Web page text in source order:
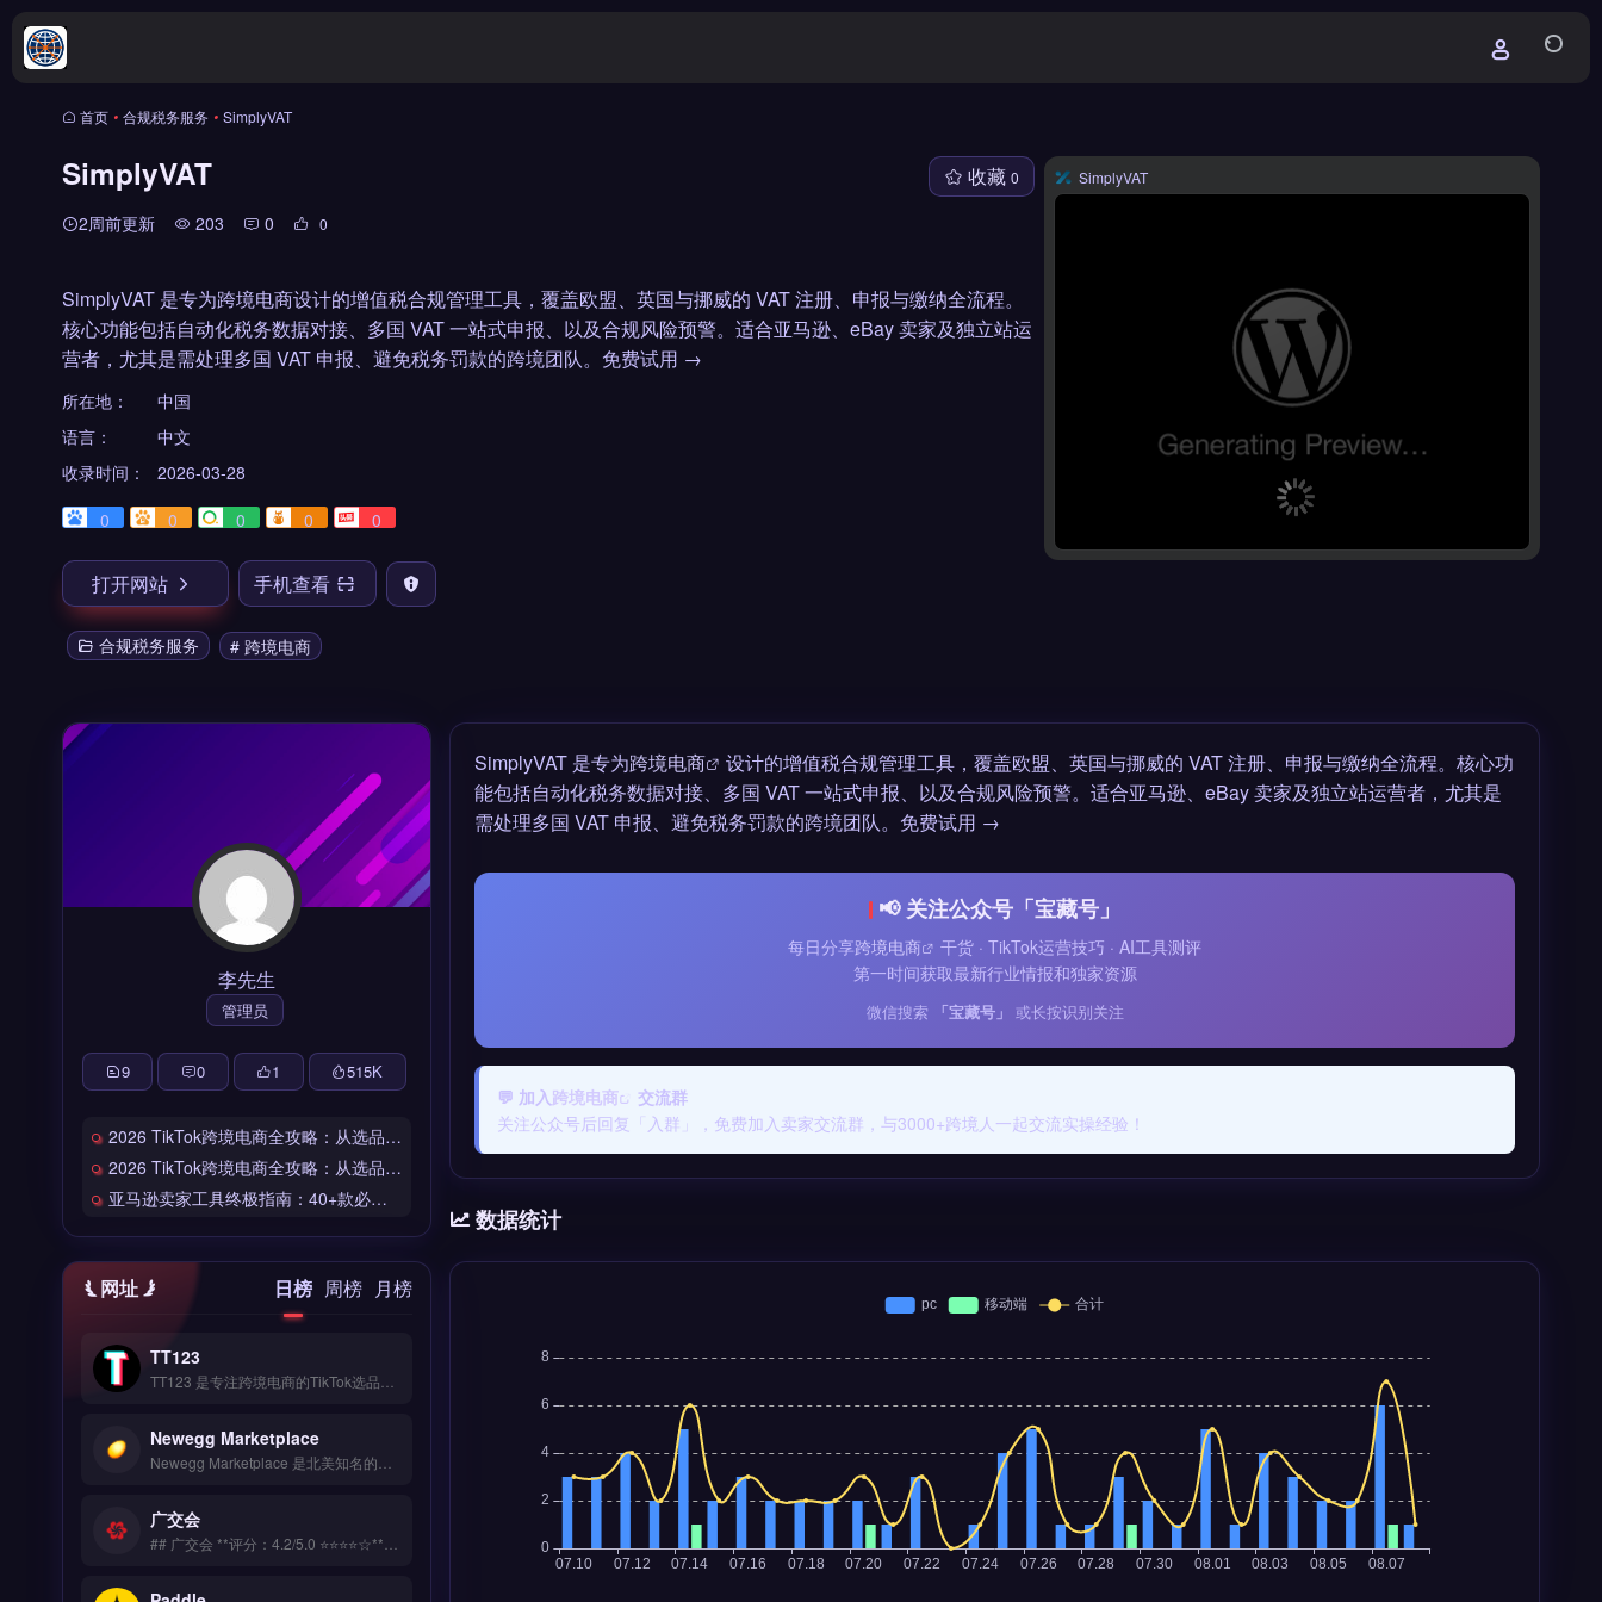
首页 • 合规税务服务 • SimplyVAT
SimplyVAT
2周前更新 203 0 0
收藏 0
SimplyVAT 是专为跨境电商设计的增值税合规管理工具，覆盖欧盟、英国与挪威的 VAT 注册、申报与缴纳全流程。
核心功能包括自动化税务数据对接、多国 VAT 一站式申报、以及合规风险预警。适合亚马逊、eBay 卖家及独立站运
营者，尤其是需处理多国 VAT 申报、避免税务罚款的跨境团队。免费试用 →
所在地：
中国
语言：
中文
收录时间：
2026-03-28
0
0 0 0 0
打开网站 手机查看
合规税务服务 # 跨境电商
SimplyVAT
SimplyVAT 是专为跨境电商
设计的增值税合规管理工具，覆盖欧盟、英国与挪威的 VAT 注册、申报与缴纳全流程。核心功
能包括自动化税务数据对接、多国 VAT 一站式申报、以及合规风险预警。适合亚马逊、eBay 卖家及独立站运营者，尤其是
需处理多国 VAT 申报、避免税务罚款的跨境团队。免费试用 →
📢 关注公众号「宝藏号」
每日分享跨境电商
干货 · TikTok运营技巧 · AI工具测评
第一时间获取最新行业情报和独家资源
微信搜索 「宝藏号」 或长按识别关注
💬 加入跨境电商
交流群
关注公众号后回复「入群」，免费加入卖家交流群，与3000+跨境人一起交流实操经验！
数据统计
李先生
管理员
9 0 1 515K
2026 TikTok跨境电商全攻略：从选品到爆单的完整工具链
2026 TikTok跨境电商全攻略：从选品到爆单的完整工具链
亚马逊卖家工具终极指南：40+款必备工具全链路解析
网址 日榜 周榜 月榜
TT123
Newegg Marketplace
广交会